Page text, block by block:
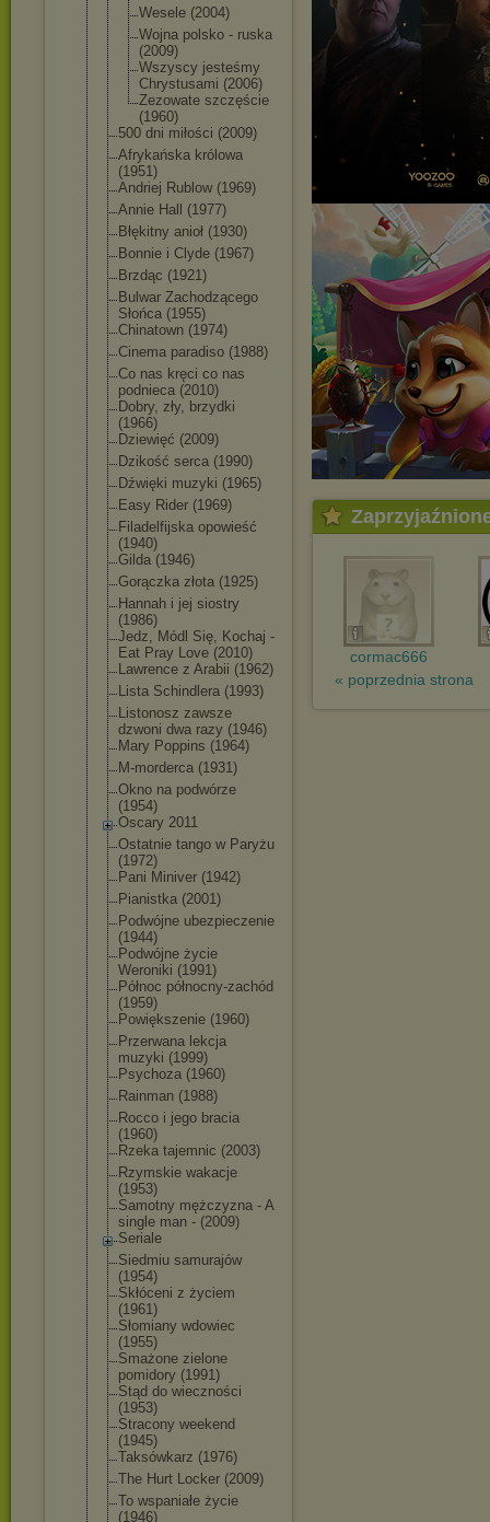
Wesele (2004)
Wojna polsko - ruska
(2009)
Wszyscy jesteśmy
Chrystusami (2006)
Zezowate szczęście
(1960)
500 dni miłości (2009)
Afrykańska królowa
(1951)
Andriej Rublow (1969)
Annie Hall (1977)
Błękitny anioł (1930)
Bonnie i Clyde (1967)
Brzdąc (1921)
Bulwar Zachodzącego
Słońca (1955)
Chinatown (1974)
Cinema paradiso (1988)
Co nas kręci co nas
podnieca (2010)
Dobry, zły, brzydki
(1966)
Dziewięć (2009)
Dzikość serca (1990)
Dźwięki muzyki (1965)
Easy Rider (1969)
Filadelfijska opowieść
(1940)
Gilda (1946)
Gorączka złota (1925)
Hannah i jej siostry
(1986)
Jedz, Módl Się, Kochaj -
Eat Pray Love (2010)
Lawrence z Arabii (1962)
Lista Schindlera (1993)
Listonosz zawsze
dzwoni dwa razy (1946)
Mary Poppins (1964)
M-morderca (1931)
Okno na podwórze
(1954)
Oscary 2011
Ostatnie tango w Paryżu
(1972)
Pani Miniver (1942)
Pianistka (2001)
Podwójne ubezpieczenie
(1944)
Podwójne życie
Weroniki (1991)
Północ północny-zachód
(1959)
Powiększenie (1960)
Przerwana lekcja
muzyki (1999)
Psychoza (1960)
Rainman (1988)
Rocco i jego bracia
(1960)
Rzeka tajemnic (2003)
Rzymskie wakacje
(1953)
Samotny mężczyzna - A
single man - (2009)
Seriale
Siedmiu samurajów
(1954)
Skłóceni z życiem
(1961)
Słomiany wdowiec
(1955)
Smażone zielone
pomidory (1991)
Stąd do wieczności
(1953)
Stracony weekend
(1945)
Taksówkarz (1976)
The Hurt Locker (2009)
To wspaniałe życie
(1946)
cormac666
« poprzednia strona